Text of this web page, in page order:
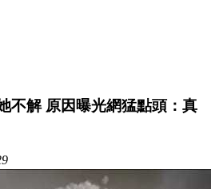
不解 原因曝光網猛點頭：真